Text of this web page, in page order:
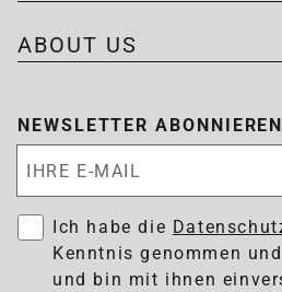
ABOUT US
NEWSLETTER ABONNIEREN
Ich habe die
Kenntnis genommen
und bin mit ihnen